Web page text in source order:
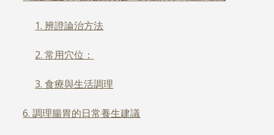
1. 辨證論治方法
2. 常用穴位：
3. 食療與生活調理
6. 調理腸胃的日常養生建議